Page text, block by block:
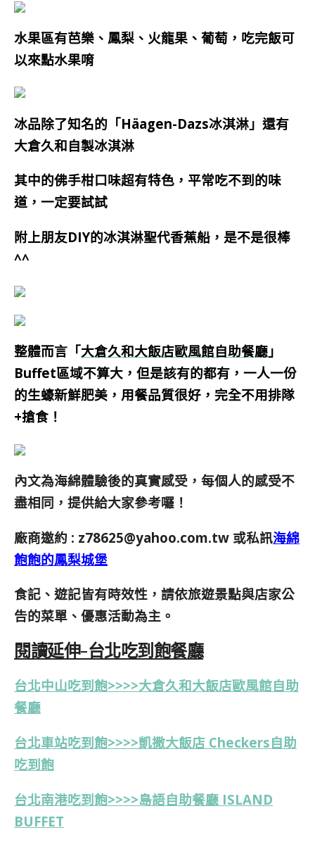
水果區有芭樂、鳳梨、火龍果、葡萄，吃完飯可
以來點水果唷
冰品除了知名的「Häagen-Dazs冰淇淋 」還有
大倉久和自製冰淇淋
其中的佛手柑口味超有特色，平常吃不到的味
道，一定要試試
附上朋友DIY的冰淇淋聖代香蕉船，是不是很棒
^^
整體而言「大倉久和大飯店歐風館自助餐廳 」
Buffet區域不算大，但是該有的都有，一人一份
的生蠔新鮮肥美，用餐品質很好，完全不用排隊
+搶食！
內文為海綿體驗後的真實感受，每個人的感受不
盡相同，提供給大家參考囉！
廠商邀約 : z78625@yahoo.com.tw 或私訊海綿
飽飽的鳳梨城堡
食記、遊記皆有時效性，請依旅遊景點與店家公
告的菜單、優惠活動為主。
閱讀延伸-台北吃到飽餐廳
台北中山吃到飽>>>>大倉久和大飯店歐風館自助
餐廳
台北車站吃到飽>>>>凱撒大飯店 Checkers自助
吃到飽
台北南港吃到飽>>>>島語自助餐廳 ISLAND
BUFFET